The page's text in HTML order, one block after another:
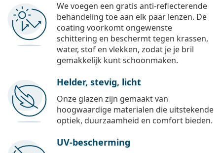
We voegen een gratis anti-reflecterende
behandeling toe aan elk paar lenzen. De
coating voorkomt ongewenste
schittering en beschermt tegen krassen,
water, stof en vlekken, zodat je je bril
gemakkelijk kunt schoonmaken.
Helder, stevig, licht
Onze glazen zijn gemaakt van
hoogwaardige materialen die uitstekende
optiek, duurzaamheid en comfort bieden.
UV-bescherming